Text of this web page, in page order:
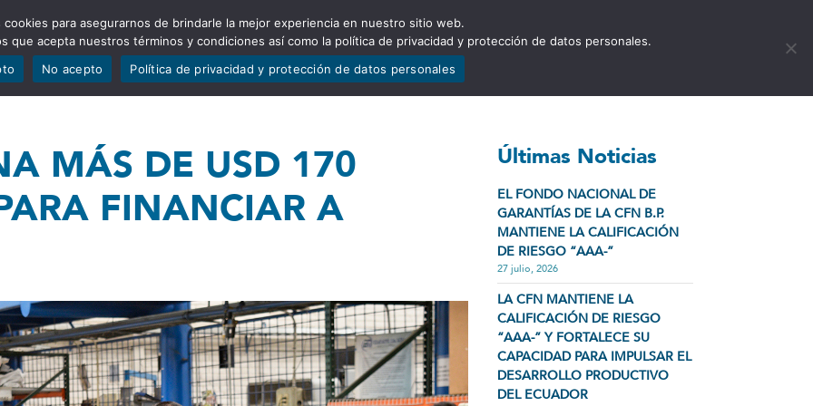
PORTAFOLIO QUIÉNES SOMOS TRANSPARENCIA NOTICIAS CONTÁCTENOS
MÁS DE USD 170
FINANCIAR A
Últimas Noticias
EL FONDO NACIONAL DE
GARANTÍAS DE LA CFN B.P.
MANTIENE LA CALIFICACIÓN
DE RIESGO “AAA-”
27 julio, 2026
LA CFN MANTIENE LA
CALIFICACIÓN DE RIESGO
“AAA-” Y FORTALECE SU
CAPACIDAD PARA IMPULSAR EL
DESARROLLO PRODUCTIVO
DEL ECUADOR
cookies para asegurarnos de brindarle la mejor experiencia en nuestro sitio web.
que acepta nuestros términos y condiciones así como la política de privacidad y protección de datos personales.
No acepto Política de privacidad y protección de datos personales